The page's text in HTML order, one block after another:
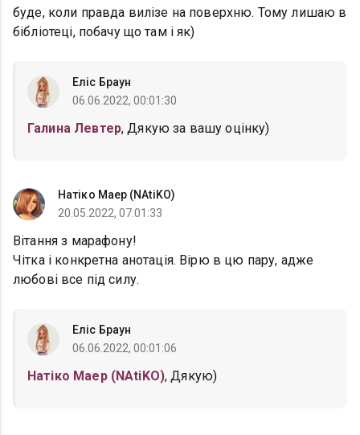
буде, коли правда вилізе на поверхню. Тому лишаю в
бібліотеці, побачу що там і як)
Еліс Браун
06.06.2022, 00:01:30
Галина Левтер, Дякую за вашу оцінку)
Натіко Маер (NAtiKO)
20.05.2022, 07:01:33
Вітання з марафону!
Чітка і конкретна анотація. Вірю в цю пару, адже
любові все під силу.
Еліс Браун
06.06.2022, 00:01:06
Натіко Маер (NAtiKO), Дякую)